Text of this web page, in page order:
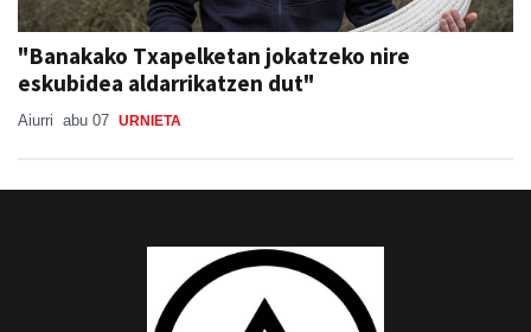
"Banakako Txapelketan jokatzeko nire
eskubidea aldarrikatzen dut"
Aiurri abu 07 URNIETA